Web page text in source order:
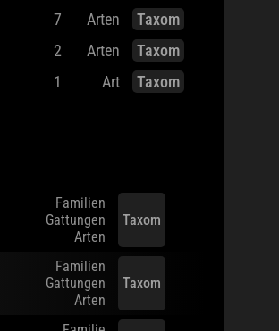
7 Arten
Taxom
2 Arten
Taxom
1 Art Taxom
Familien
Gattungen
Arten
Taxom
Familien
Gattungen
Arten
Taxom